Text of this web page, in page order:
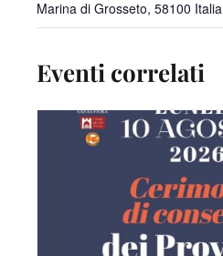
Marina di Grosseto, 58100 Italia
Eventi correlati